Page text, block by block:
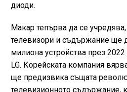
диоди.
Макар тепърва да се учредява,
телевизори и съдържание ще
милиона устройства през
LG. Корейската компания
ще предизвика същата
телевизионното съдържание,